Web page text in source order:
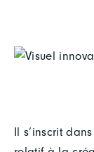
Il s’inscrit